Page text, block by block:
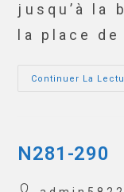
jusqu’à la
la place
Continuer La
N281-290